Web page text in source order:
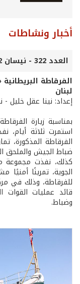
أخبار ونشاطات
العدد 322 - نيسان 2012
لبنان
إعداد: نينا عقل خليل -
استمرت ثلاثة أيام،
الفرقاطة المذكورة،
ضباط الجيش والملحق
كذلك، نفذت مجموعة
الجوية، تمرينًا
للفرقاطة، وذلك في
قائد عمليات القوات
وضباط.